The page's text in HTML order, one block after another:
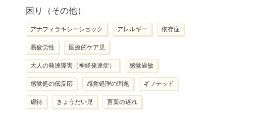
困り（その他）
アナフィラキシーショック アレルギー 依存症
易疲労性 医療的ケア児
大人の発達障害（神経発達症） 感覚過敏
感覚処の低反応 感覚処理の問題 ギフテッド
虐待 きょうだい児 言葉の遅れ